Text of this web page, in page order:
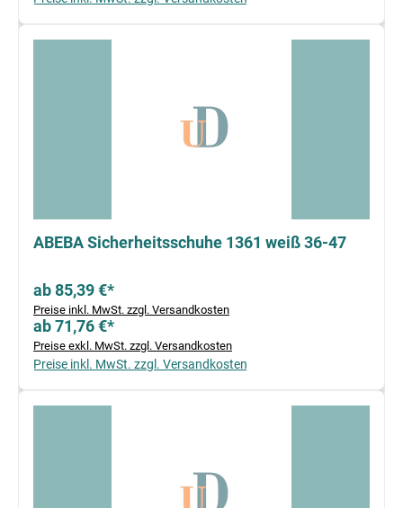
ABEBA Sicherheitsschuhe 1361 weiß 36-47
ab 85,39 €*
Preise inkl. MwSt. zzgl. Versandkosten
ab 71,76 €*
Preise exkl. MwSt. zzgl. Versandkosten
Preise inkl. MwSt. zzgl. Versandkosten